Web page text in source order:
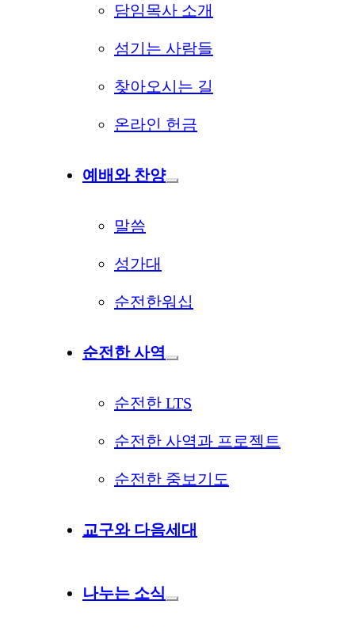
담임목사 소개
섬기는 사람들
찾아오시는 길
온라인 헌금
예배와 찬양
말씀
성가대
순전한워십
순전한 사역
순전한 LTS
순전한 사역과 프로젝트
순전한 중보기도
교구와 다음세대
나누는 소식